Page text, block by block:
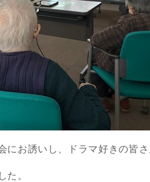
にお誘いし、ドラマ好きの皆
。